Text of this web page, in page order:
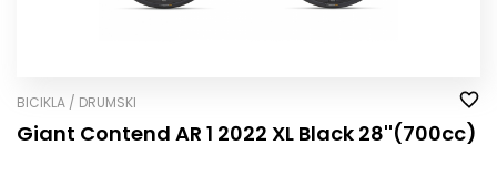
BICIKLA / DRUMSKI
Giant Contend AR 1 2022 XL Black 28''(700cc)